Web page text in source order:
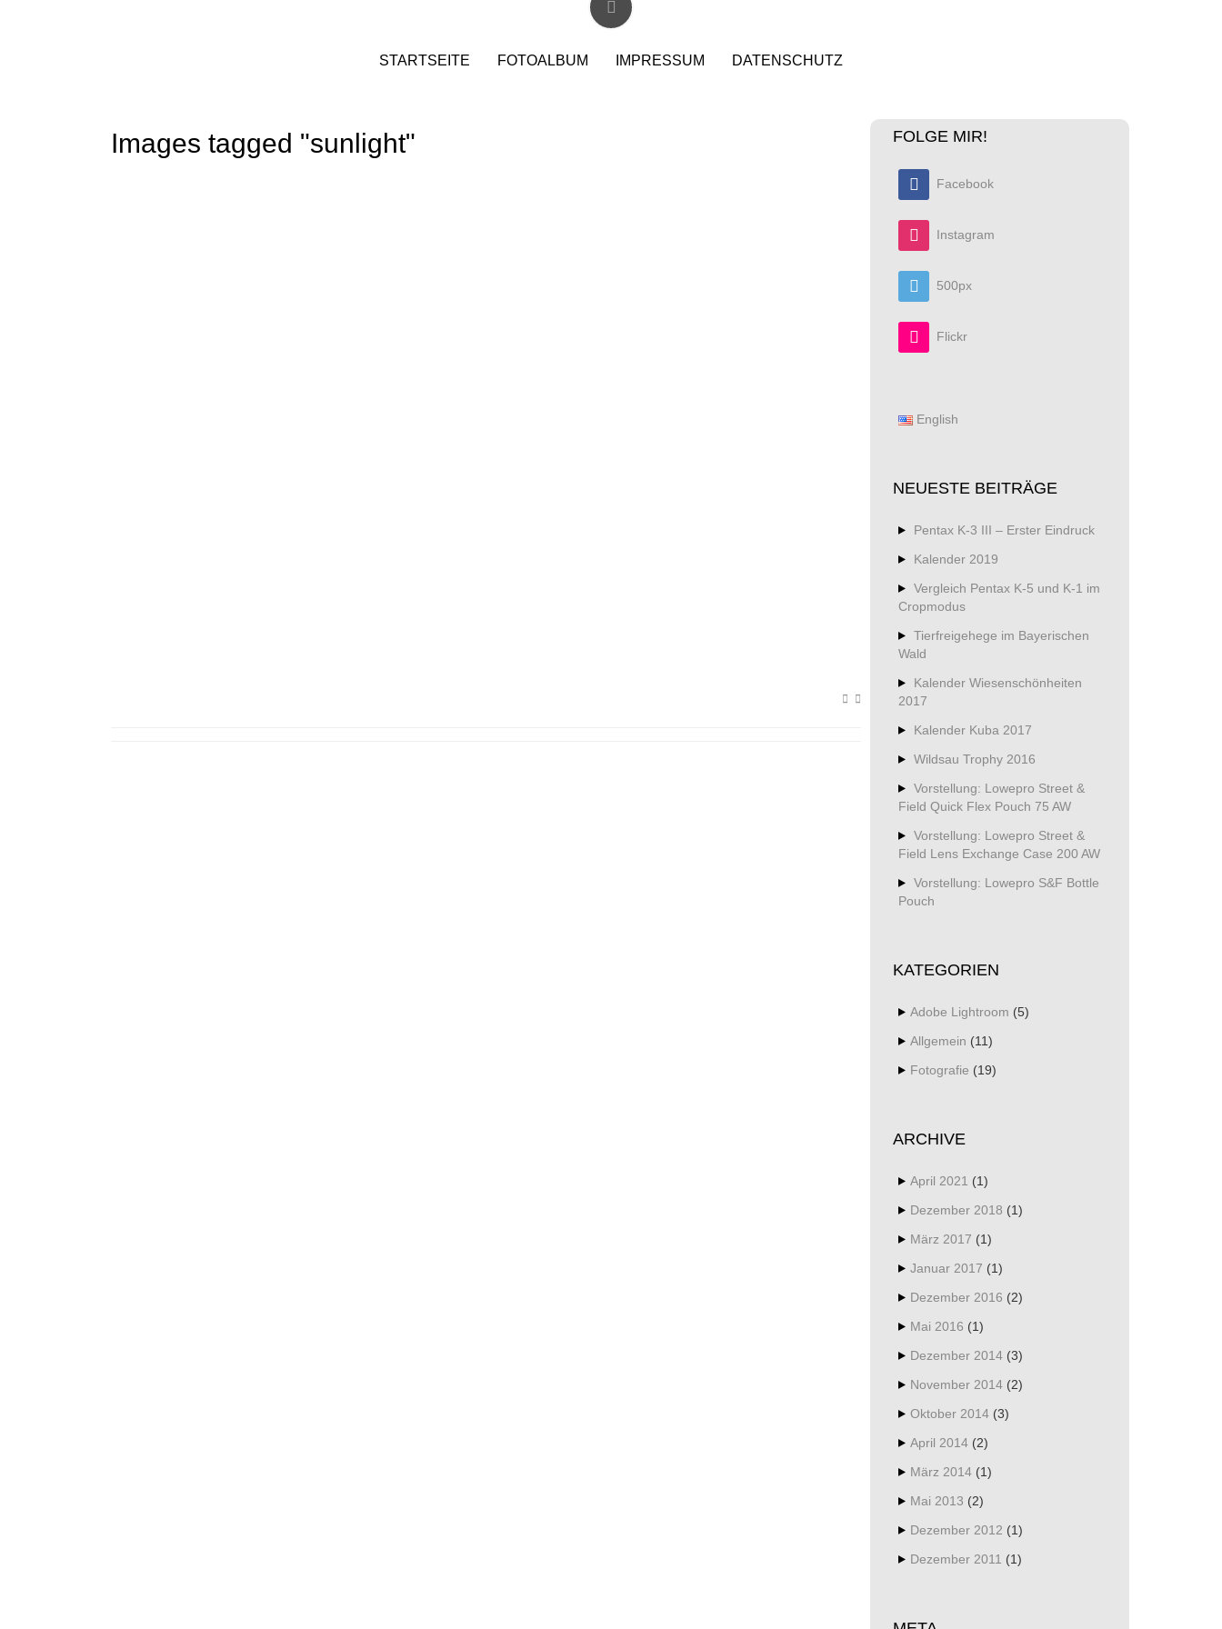
STARTSEITE FOTOALBUM IMPRESSUM DATENSCHUTZ
Images tagged "sunlight" FOLGE MIR!
Facebook
Instagram
500px
Flickr
English
NEUESTE BEITRÄGE
Pentax K-3 III – Erster Eindruck
Kalender 2019
Vergleich Pentax K-5 und K-1 im
Cropmodus
Tierfreigehege im Bayerischen
Wald
Kalender Wiesenschönheiten
2017
Kalender Kuba 2017
Wildsau Trophy 2016
Vorstellung: Lowepro Street &
Field Quick Flex Pouch 75 AW
Vorstellung: Lowepro Street &
Field Lens Exchange Case 200 AW
Vorstellung: Lowepro S&F Bottle
Pouch
KATEGORIEN
Adobe Lightroom (5)
Allgemein (11)
Fotografie (19)
ARCHIVE
April 2021 (1)
Dezember 2018 (1)
März 2017 (1)
Januar 2017 (1)
Dezember 2016 (2)
Mai 2016 (1)
Dezember 2014 (3)
November 2014 (2)
Oktober 2014 (3)
April 2014 (2)
März 2014 (1)
Mai 2013 (2)
Dezember 2012 (1)
Dezember 2011 (1)